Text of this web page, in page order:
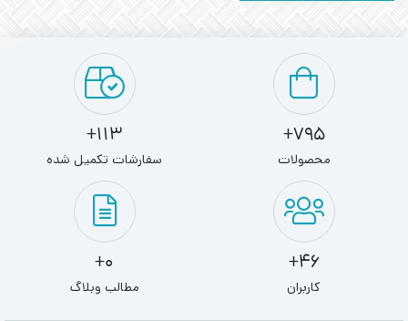
795+
محصولات
113+
سفارشات تکمیل شده
46+
کاربران
0+
مطالب وبلاگ